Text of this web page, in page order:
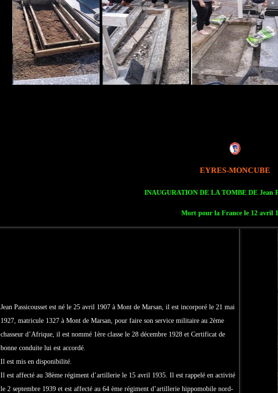
EYRES-MONCUBE
INAUGURATION DE LA TOMBE DE Jean
Mort pour la France le 12 avril
Jean Passicousset est né le 25 avril 1907 à Mont de Marsan, il est incorporé le 21 mai
1927, matricule 1327 à Mont de Marsan, pour faire son service militaire au 2ème
chasseur d’Afrique, il est nommé 1ère classe le 28 décembre 1928 et Certificat de
bonne conduite lui est accordé.
Il est mis en disponibilité.
Il est affecté au 38ème régiment d’artillerie le 15 avril 1935. Il est rappelé en activité
le 2 septembre 1939 et est affecté au 64 ème régiment d’artillerie hippomobile nord-